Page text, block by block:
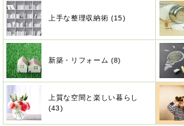
上手な整理収納術 (15)
新築・リフォーム (8)
上質な空間と楽しい暮らし
(43)